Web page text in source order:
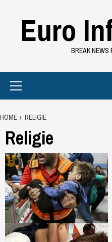
contentEuroBREAK NEWS
HOME RELIGIE
Religie